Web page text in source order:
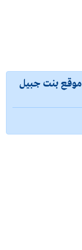
موقع بنت جبيل